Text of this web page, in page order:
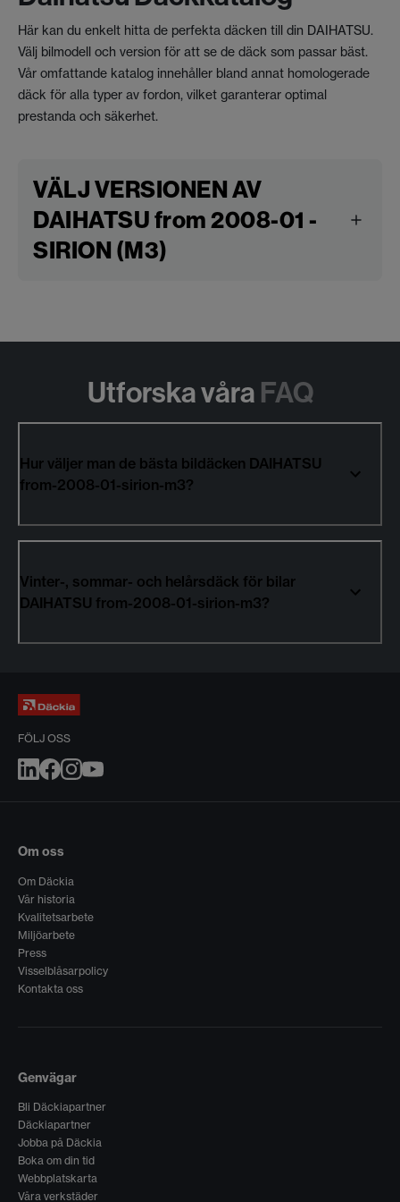
Här kan du enkelt hitta de perfekta däcken till din DAIHATSU.
Välj bilmodell och version för att se de däck som passar bäst.
Vår omfattande katalog innehåller bland annat homologerade
däck för alla typer av fordon, vilket garanterar optimal
prestanda och säkerhet.
VÄLJ VERSIONEN AV
DAIHATSU from 2008-01 -
SIRION (M3)
Utforska våra FAQ
Hur väljer man de bästa bildäcken DAIHATSU
from-2008-01-sirion-m3?
Vinter-, sommar- och helårsdäck för bilar
DAIHATSU from-2008-01-sirion-m3?
FÖLJ OSS
Om oss
Om Däckia
Vår historia
Kvalitetsarbete
Miljöarbete
Press
Visselblåsarpolicy
Kontakta oss
Genvägar
Bli Däckiapartner
Däckiapartner
Jobba på Däckia
Boka om din tid
Webbplatskarta
Våra verkstäder